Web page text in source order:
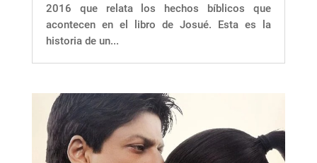
2016 que relata los hechos bíblicos que
acontecen en el libro de Josué. Esta es la
historia de un...